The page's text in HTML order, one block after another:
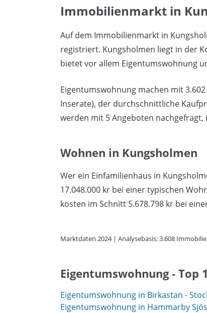
Immobilienmarkt in
Auf dem Immobilienmarkt in
registriert. Kungsholmen liegt in der
bietet vor allem Eigentumswohnung
Eigentumswohnung machen mit
Inserate), der durchschnittliche
werden mit 5 Angeboten nachgefragt,
Wohnen in Kungsholmen
Wer ein Einfamilienhaus in
17.048.000 kr bei einer typischen
kosten im Schnitt 5.678.798 kr bei
Marktdaten 2024 | Analysebasis: 3.608
Eigentumswohnung - Top
Eigentumswohnung in Birkastan -
Eigentumswohnung in Hammarby